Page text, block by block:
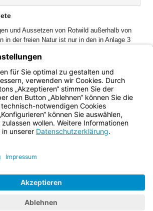
und Aussetzen von Rotwild außerhalb von
in der freien Natur ist nur in den in Anlage 3
soweit sie außerhalb eines Rotwildgebietes
liegen, sind rotwildfrei zu machen